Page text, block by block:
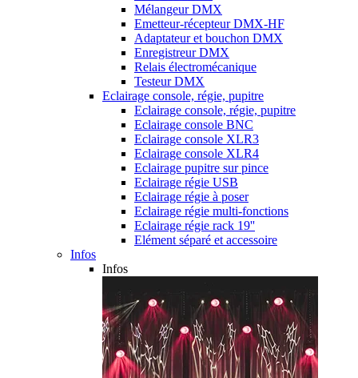
Mélangeur DMX
Emetteur-récepteur DMX-HF
Adaptateur et bouchon DMX
Enregistreur DMX
Relais électromécanique
Testeur DMX
Eclairage console, régie, pupitre
Eclairage console, régie, pupitre
Eclairage console BNC
Eclairage console XLR3
Eclairage console XLR4
Eclairage pupitre sur pince
Eclairage régie USB
Eclairage régie à poser
Eclairage régie multi-fonctions
Eclairage régie rack 19''
Elément séparé et accessoire
Infos
Infos